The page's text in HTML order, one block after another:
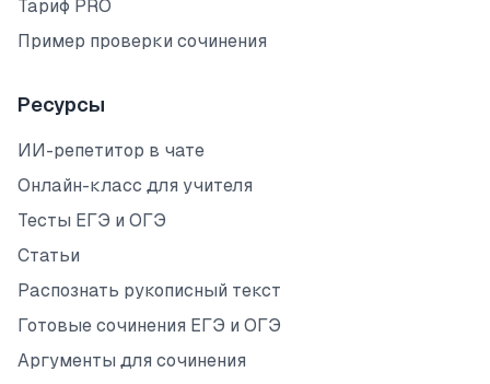
Тариф PRO
Пример проверки сочинения
Ресурсы
ИИ-репетитор в чате
Онлайн-класс для учителя
Тесты ЕГЭ и ОГЭ
Статьи
Распознать рукописный текст
Готовые сочинения ЕГЭ и ОГЭ
Аргументы для сочинения